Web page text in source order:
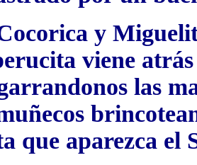
y
viene
las
que aparezca el